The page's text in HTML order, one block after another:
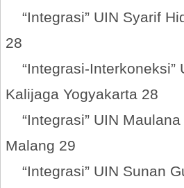
“Integrasi” UIN Syarif
28
“Integrasi-Interkoneksi”
Kalijaga Yogyakarta 28
“Integrasi” UIN
Malang 29
“Integrasi” UIN Sunan